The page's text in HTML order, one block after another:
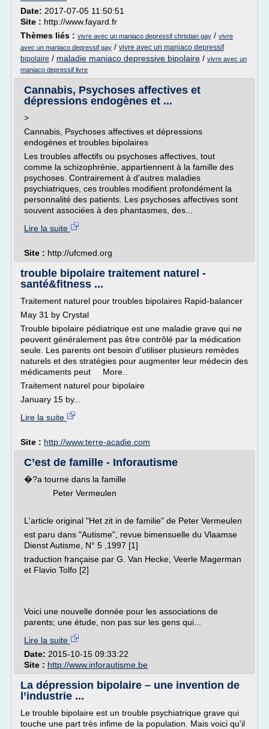
Date: 2017-07-05 11:50:51
Site : http://www.fayard.fr
Thèmes liés : vivre avec un maniaco depressif christian gay / vivre
avec un maniaco depressif gay / vivre avec un maniaco depressif
bipolaire / maladie maniaco depressive bipolaire / vivre avec un
maniaco depressif livre
Cannabis, Psychoses affectives et
dépressions endogènes et ...
>
Cannabis, Psychoses affectives et dépressions
endogènes et troubles bipolaires
Les troubles affectifs ou psychoses affectives, tout
comme la schizophrénie, appartiennent à la famille des
psychoses. Contrairement à d'autres maladies
psychiatriques, ces troubles modifient profondément la
personnalité des patients. Les psychoses affectives sont
souvent associées à des phantasmes, des...
Lire la suite
Site : http://ufcmed.org
trouble bipolaire traitement naturel -
santé&fitness ...
Traitement naturel pour troubles bipolaires Rapid-balancer
May 31 by Crystal
Trouble bipolaire pédiatrique est une maladie grave qui ne
peuvent généralement pas être contrôlé par la médication
seule. Les parents ont besoin d'utiliser plusieurs remèdes
naturels et des stratégies pour augmenter leur médecin des
médicaments peut More..
Traitement naturel pour bipolaire
January 15 by...
Lire la suite
Site : http://www.terre-acadie.com
C’est de famille - Inforautisme
�?a tourne dans la famille
Peter Vermeulen
L'article original "Het zit in de familie" de Peter Vermeulen
est paru dans "Autisme", revue bimensuelle du Vlaamse
Dienst Autisme, N° 5 ,1997 [1]
traduction française par G. Van Hecke, Veerle Magerman
et Flavio Tolfo [2]
Voici une nouvelle donnée pour les associations de
parents; une étude, non pas sur les gens qui...
Lire la suite
Date: 2015-10-15 09:33:22
Site : http://www.inforautisme.be
La dépression bipolaire – une invention de
l’industrie ...
Le trouble bipolaire est un trouble psychiatrique grave qui
touche une part très infime de la population. Mais voici qu'il